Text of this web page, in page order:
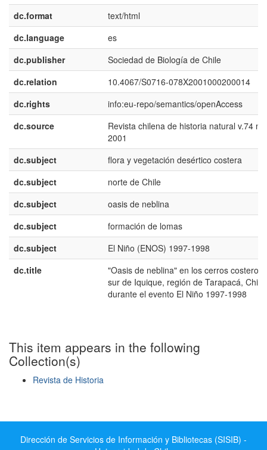
dc.format
text/html
dc.language
es
dc.publisher
Sociedad de Biología de Chile
dc.relation
10.4067/S0716-078X2001000200014
dc.rights
info:eu-repo/semantics/openAccess
dc.source
Revista chilena de historia natural v.74 n.2
2001
dc.subject
flora y vegetación desértico costera
dc.subject
norte de Chile
dc.subject
oasis de neblina
dc.subject
formación de lomas
dc.subject
El Niño (ENOS) 1997-1998
dc.title
"Oasis de neblina" en los cerros costeros
sur de Iquique, región de Tarapacá, Chile,
durante el evento El Niño 1997-1998
This item appears in the following
Collection(s)
Revista de Historia
Dirección de Servicios de Información y Bibliotecas (SISIB) -